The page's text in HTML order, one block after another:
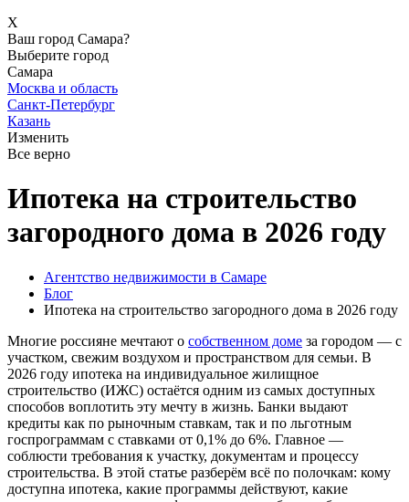
X
Ваш город Самара?
Выберите город
Самара
Москва и область
Санкт-Петербург
Казань
Изменить
Все верно
Ипотека на строительство
загородного дома в 2026 году
Агентство недвижимости в Самаре
Блог
Ипотека на строительство загородного дома в 2026 году
Многие россияне мечтают о собственном доме за городом — с
участком, свежим воздухом и пространством для семьи. В
2026 году ипотека на индивидуальное жилищное
строительство (ИЖС) остаётся одним из самых доступных
способов воплотить эту мечту в жизнь. Банки выдают
кредиты как по рыночным ставкам, так и по льготным
госпрограммам с ставками от 0,1% до 6%. Главное —
соблюсти требования к участку, документам и процессу
строительства. В этой статье разберём всё по полочкам: кому
доступна ипотека, какие программы действуют, какие